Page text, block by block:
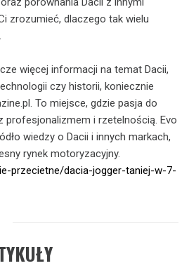
zrozumieć, dlaczego tak wielu
więcej informacji na temat Dacii,
czy historii, koniecznie
To miejsce, gdzie pasja do
profesjonalizmem i rzetelnością. Evo
wiedzy o Dacii i innych markach,
rynek motoryzacyjny.
przecietne/dacia-jogger-taniej-w-7-